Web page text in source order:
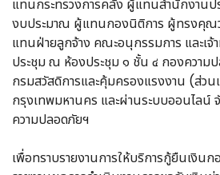
แทนกระทรวงการคลัง ผู้แทนสำนักงาน
งบประมาณ ผู้แทนกองนิติการ ผู้ทรงคุ
แทนฝ่ายลูกจ้าง คณะอนุกรรมการ และเจ้
ประชุม ณ ห้องประชุม ๑ ชั้น ๔ กองความ
กรมสวัสดิการและคุ้มครองแรงงาน (ส่ว
กรุงเทพมหานคร และผ่านระบบออนไลน์
ความปลอดภัยฯ
เพื่อทราบรายงานการให้บริการกู้ยืนเงิน